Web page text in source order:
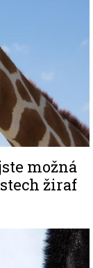
možná
žiraf